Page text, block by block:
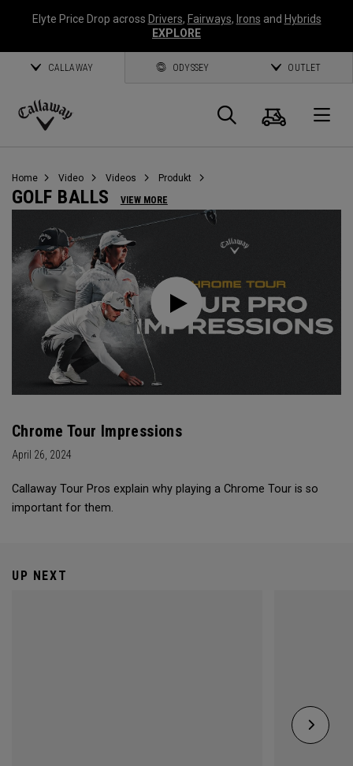
Elyte Price Drop across Drivers, Fairways, Irons and Hybrids
EXPLORE
CALLAWAY ODYSSEY OUTLET
Callaway
Suche
Home Video Videos Produkt
GOLF BALLS VIEW MORE
Chrome Tour Impressions
April 26, 2024
Callaway Tour Pros explain why playing a Chrome Tour is so
important for them.
UP NEXT